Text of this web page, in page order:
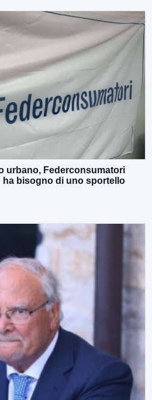
urbano, Federconsumatori
ha bisogno di uno sportello